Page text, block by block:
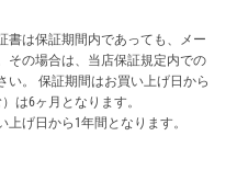
書は保証期間内であっても、メー
その場合は、当店保証規定内での
い。 保証期間はお買い上げ日から
は6ヶ月となります。
げ日から1年間となります。